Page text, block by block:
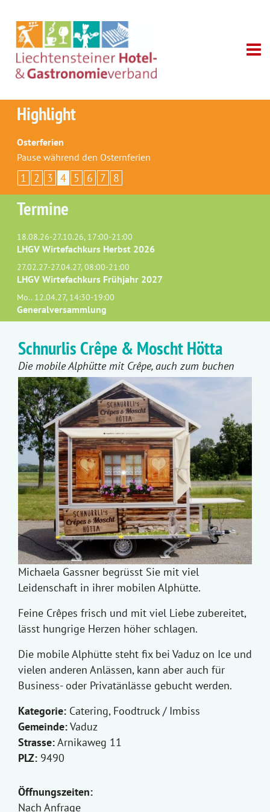
Highlight
Osterferien
Pause während den Osternferien
1 2 3 4 5 6 7 8
Termine
18.08.26-27.10.26, 17:00-21:00
LHGV Wirtefachkurs Herbst 2026
27.02.27-27.04.27, 08:00-21:00
LHGV Wirtefachkurs Frühjahr 2027
Mo.. 12.04.27, 14:30-19:00
Generalversammlung
Schnurlis Crêpe & Moscht Hötta
Die mobile Alphütte mit Crêpe, auch zum buchen
Michaela Gassner begrüsst Sie mit viel
Leidenschaft in ihrer mobilen Alphütte.
Feine Crêpes frisch und mit viel Liebe zubereitet,
lässt hungrige Herzen höher schlagen.
Die mobile Alphütte steht fix bei Vaduz on Ice und
vielen anderen Anlässen, kann aber auch für
Business- oder Privatänlässe gebucht werden.
Kategorie: Catering, Foodtruck / Imbiss
Gemeinde:Vaduz
Strasse:Arnikaweg 11
PLZ: 9490
Öffnungszeiten:
Nach Anfrage